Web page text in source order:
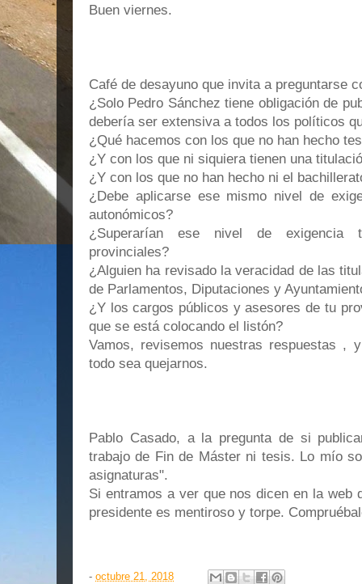
Buen viernes.
Café de desayuno que invita a preguntarse
¿Solo Pedro Sánchez tiene obligación de
debería ser extensiva a todos los políticos
¿Qué hacemos con los que no han hecho
¿Y con los que ni siquiera tienen una
¿Y con los que no han hecho ni el
¿Debe aplicarse ese mismo nivel de
autonómicos?
¿Superarían ese nivel de exigencia
provinciales?
¿Alguien ha revisado la veracidad de las
de Parlamentos, Diputaciones y
¿Y los cargos públicos y asesores de tu
que se está colocando el listón?
Vamos, revisemos nuestras respuestas ,
todo sea quejarnos.
Pablo Casado, a la pregunta de si
trabajo de Fin de Máster ni tesis. Lo mío
asignaturas".
Si entramos a ver que nos dicen en la web
presidente es mentiroso y torpe.
- octubre 21, 2018